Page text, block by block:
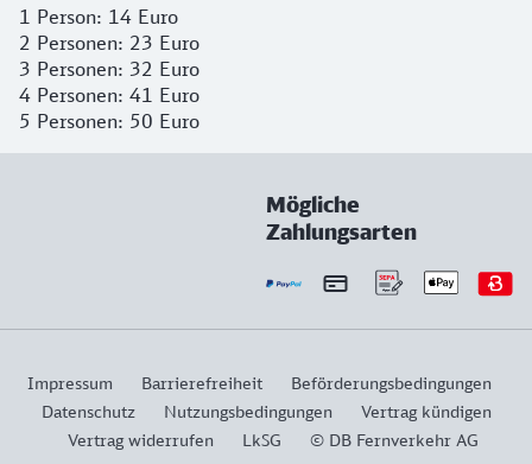
1 Person: 14 Euro
2 Personen: 23 Euro
3 Personen: 32 Euro
4 Personen: 41 Euro
5 Personen: 50 Euro
Mögliche
Zahlungsarten
Impressum Barrierefreiheit
Beförderungsbedingungen
Datenschutz
Nutzungsbedingungen
Vertrag kündigen
Vertrag widerrufen
LkSG © DB Fernverkehr AG